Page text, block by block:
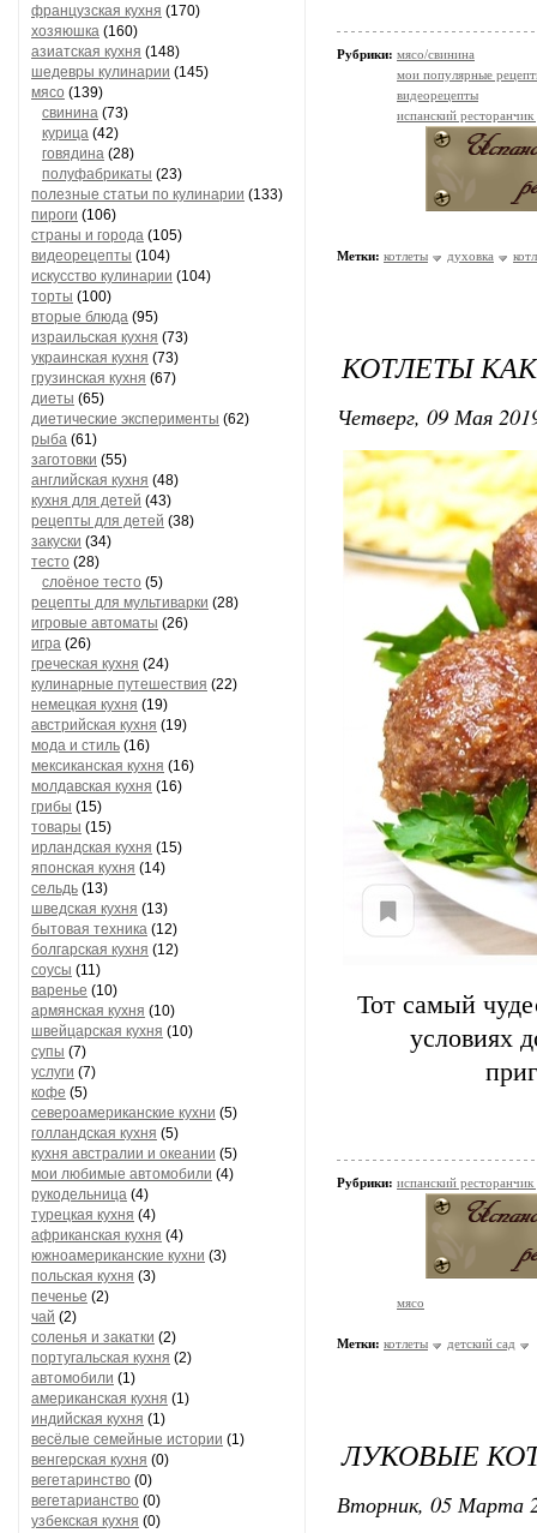
французская кухня (170)
хозяюшка (160)
азиатская кухня (148)
шедевры кулинарии (145)
мясо (139)
свинина (73)
курица (42)
говядина (28)
полуфабрикаты (23)
полезные статьи по кулинарии (133)
пироги (106)
страны и города (105)
видеорецепты (104)
искусство кулинарии (104)
торты (100)
вторые блюда (95)
израильская кухня (73)
украинская кухня (73)
грузинская кухня (67)
диеты (65)
диетические эксперименты (62)
рыба (61)
заготовки (55)
английская кухня (48)
кухня для детей (43)
рецепты для детей (38)
закуски (34)
тесто (28)
слоёное тесто (5)
рецепты для мультиварки (28)
игровые автоматы (26)
игра (26)
греческая кухня (24)
кулинарные путешествия (22)
немецкая кухня (19)
австрийская кухня (19)
мода и стиль (16)
мексиканская кухня (16)
молдавская кухня (16)
грибы (15)
товары (15)
ирландская кухня (15)
японская кухня (14)
сельдь (13)
шведская кухня (13)
бытовая техника (12)
болгарская кухня (12)
соусы (11)
варенье (10)
армянская кухня (10)
швейцарская кухня (10)
супы (7)
услуги (7)
кофе (5)
североамериканские кухни (5)
голландская кухня (5)
кухня австралии и океании (5)
мои любимые автомобили (4)
рукодельница (4)
турецкая кухня (4)
африканская кухня (4)
южноамериканские кухни (3)
польская кухня (3)
печенье (2)
чай (2)
соленья и закатки (2)
португальская кухня (2)
автомобили (1)
американская кухня (1)
индийская кухня (1)
весёлые семейные истории (1)
венгерская кухня (0)
вегетаринство (0)
вегетарианство (0)
узбекская кухня (0)
Рубрики: мясо/свинина
мои популярные
видеорецепты
испанский
Метки: котлеты духовка
КОТЛЕТЫ
Четверг, 09 Мая
Тот самый
условиях
Рубрики: испанский
мясо
Метки: котлеты детский сад
ЛУКОВЫЕ
Вторник, 05 Марта